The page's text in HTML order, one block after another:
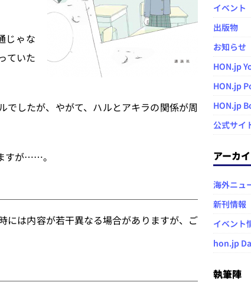
じゃな
ていた
したが、やがて、ハルとアキラの関係が周
すが……。
には内容が若干異なる場合がありますが、ご
イベント
出版物
お知らせ
HON.jp
HON.jp
HON.jp
公式サイ
アーカ
海外ニュ
新刊情報
イベント
hon.jp
執筆陣